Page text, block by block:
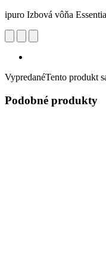
ipuro Izbová vôňa
VypredanéTento produkt
Podobné produkty